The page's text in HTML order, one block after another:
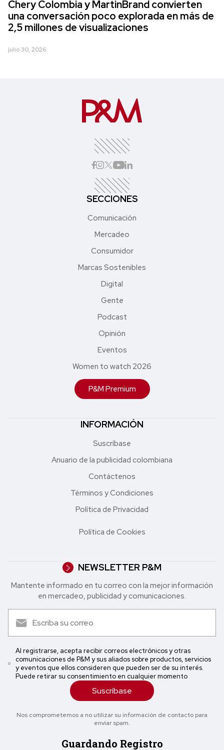
Chery Colombia y MartinBrand convierten
una conversación poco explorada en más de
2,5 millones de visualizaciones
julio 30, 2026
SECCIONES
Comunicación
Mercadeo
Consumidor
Marcas Sostenibles
Digital
Gente
Podcast
Opinión
Eventos
Women to watch 2026
P&M Premium
INFORMACIÓN
Suscríbase
Anuario de la publicidad colombiana
Contáctenos
Términos y Condiciones
Política de Privacidad
Política de Cookies
NEWSLETTER P&M
Mantente informado en tu correo con la mejor in formación
en mercadeo, publicidad y comunicaciones.
Al registrarse, acepta recibir correos electrónicos y otras
comunicaciones de P&M y sus aliados sobre productos, servicios
y eventos que ellos consideren que pueden ser de su interés.
Puede retirar su consentimiento en cualquier momento
Suscríbase
Nos comprometemos a no utilizar su información de contacto para
enviar spam.
Guardando Registro